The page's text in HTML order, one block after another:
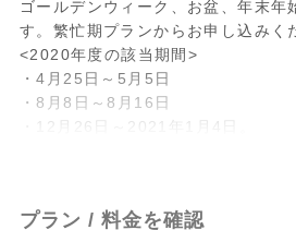
ゴールデンウィーク、お盆、年末年
す。繁忙期プランからお申し込みく
<2020年度の該当期間>
・4月25日～5月5日
・8月8日～8月16日
・12月26日～2021年1月4日。
プラン / 料金を確認